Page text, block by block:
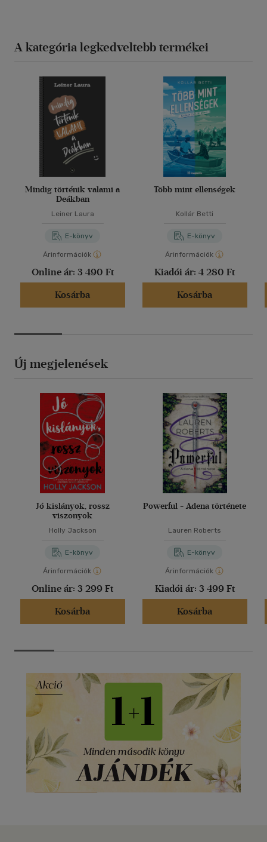
A kategória legkedveltebb termékei
Mindig történik valami a
Deákban
Leiner Laura
E-könyv
Árinformációk
Online ár: 3 490 Ft
Kosárba
Több mint ellenségek
Kollár Betti
E-könyv
Árinformációk
Kiadói ár: 4 280 Ft
Kosárba
Új megjelenések
Jó kislányok, rossz
viszonyok
Holly Jackson
E-könyv
Árinformációk
Online ár: 3 299 Ft
Kosárba
Powerful - Adena története
Lauren Roberts
E-könyv
Árinformációk
Kiadói ár: 3 499 Ft
Kosárba